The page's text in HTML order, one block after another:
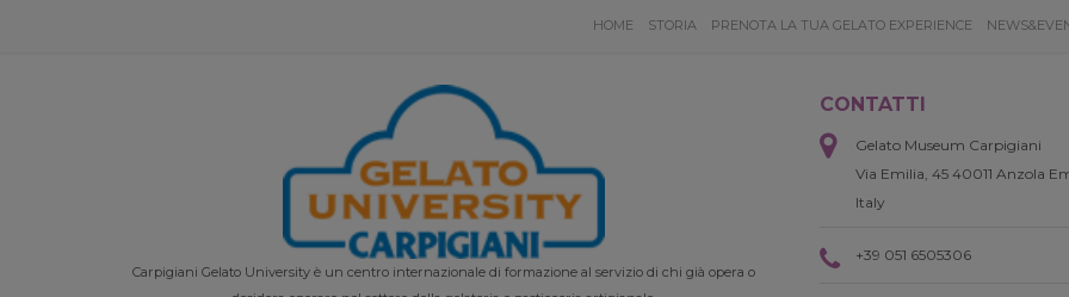
HOME STORIA PRENOTA LA TUA GELATO EXPERIENCE
Carpigiani Gelato University è un centro internazionale di formazione al servizio di chi già opera o
CONTATTI
Gelato Museum Carpigiani
Via Emilia, 45 40011 Anzola
Italy
+39 051 6505306